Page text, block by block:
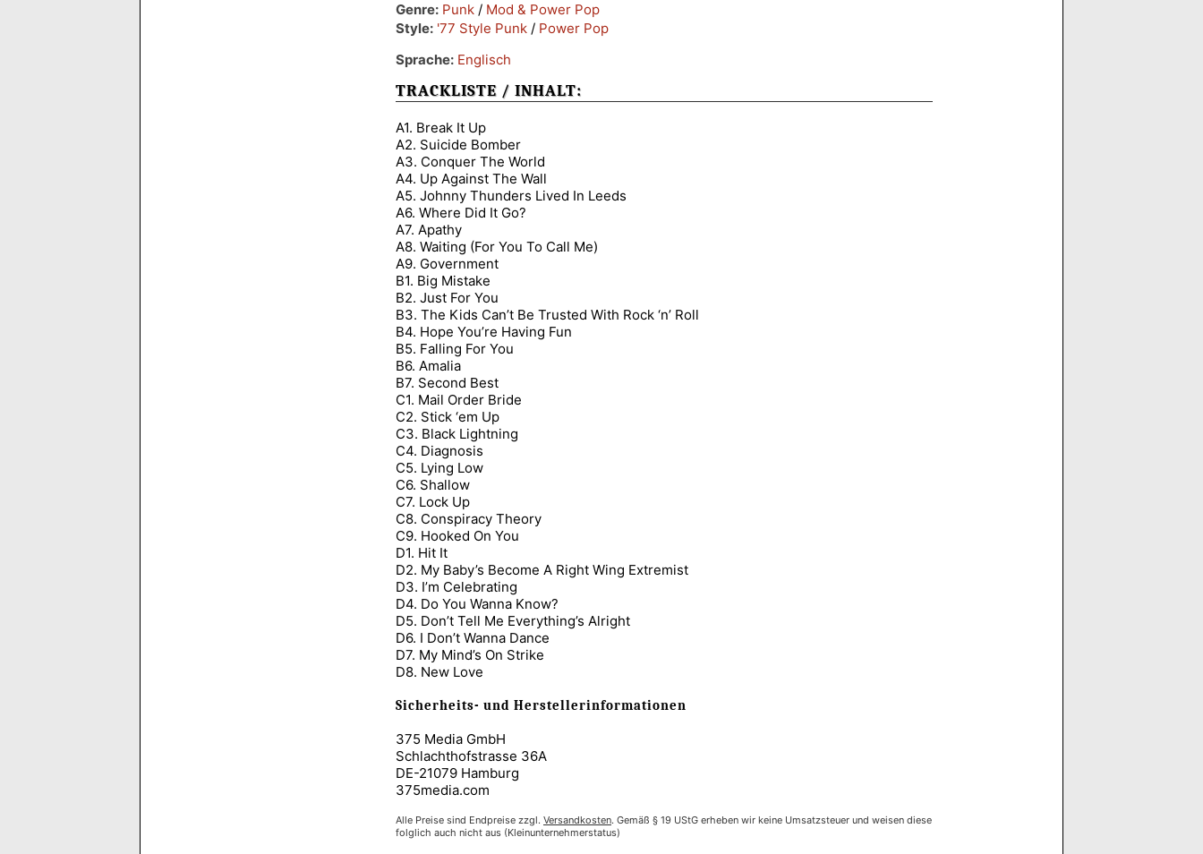
Genre: Punk / Mod & Power Pop
Style: '77 Style Punk / Power Pop
Sprache: Englisch
TRACKLISTE / INHALT:
A1. Break It Up
A2. Suicide Bomber
A3. Conquer The World
A4. Up Against The Wall
A5. Johnny Thunders Lived In Leeds
A6. Where Did It Go?
A7. Apathy
A8. Waiting (For You To Call Me)
A9. Government
B1. Big Mistake
B2. Just For You
B3. The Kids Can’t Be Trusted With Rock ‘n’ Roll
B4. Hope You’re Having Fun
B5. Falling For You
B6. Amalia
B7. Second Best
C1. Mail Order Bride
C2. Stick ‘em Up
C3. Black Lightning
C4. Diagnosis
C5. Lying Low
C6. Shallow
C7. Lock Up
C8. Conspiracy Theory
C9. Hooked On You
D1. Hit It
D2. My Baby’s Become A Right Wing Extremist
D3. I’m Celebrating
D4. Do You Wanna Know?
D5. Don’t Tell Me Everything’s Alright
D6. I Don’t Wanna Dance
D7. My Mind’s On Strike
D8. New Love
Sicherheits- und Herstellerinformationen
375 Media GmbH
Schlachthofstrasse 36A
DE-21079 Hamburg
375media.com
Alle Preise sind Endpreise zzgl. Versandkosten. Gemäß § 19 UStG erheben wir keine Umsatzsteuer und weisen diese
folglich auch nicht aus (Kleinunternehmerstatus)